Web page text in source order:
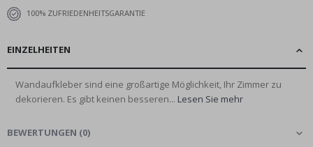
100% ZUFRIEDENHEITSGARANTIE
EINZELHEITEN
Wandaufkleber sind eine großartige Möglichkeit, Ihr Zimmer zu
dekorieren. Es gibt keinen besseren... Lesen Sie mehr
BEWERTUNGEN (0)